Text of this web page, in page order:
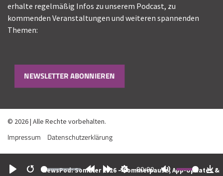
00:00
NewsPod: Sommer 2026 – Sommerpause, App-Updates &
erhalte regelmäßig Infos zu unserem Podcast, zu
kommenden Veranstaltungen und weiteren spannenden
Themen:
NEWSLETTER ABONNIEREN
© 2026 | Alle Rechte vorbehalten.
Impressum Datenschutzerklärung